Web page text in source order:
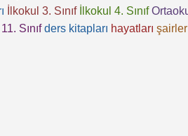
İlkokul 3. Sınıf İlkokul 4. Sınıf
Sınıf ders kitapları hayatları şairler